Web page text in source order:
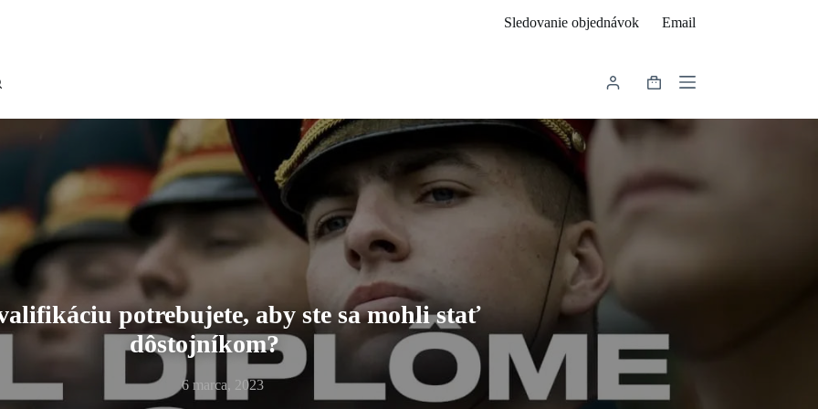
Sledovanie objednávok Email
Shopping
potrebujete, aby ste sa mohli stať
dôstojníkom?
6 marca, 2023